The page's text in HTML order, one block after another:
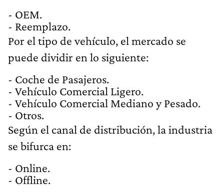
- OEM.
- Reemplazo.
Por el tipo de vehículo, el mercado se
puede dividir en lo siguiente:
- Coche de Pasajeros.
- Vehículo Comercial Ligero.
- Vehículo Comercial Mediano y Pesado.
- Otros.
Según el canal de distribución, la industria
se bifurca en:
- Online.
- Offline.